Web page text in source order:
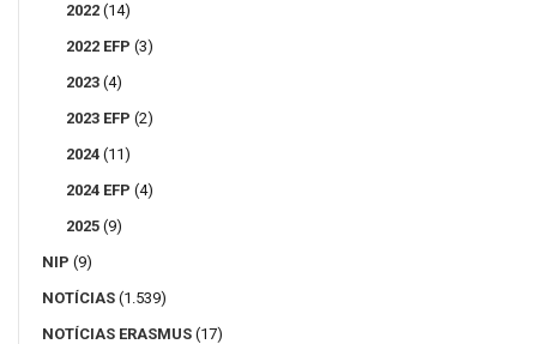
2022 (14)
2022 EFP (3)
2023 (4)
2023 EFP (2)
2024 (11)
2024 EFP (4)
2025 (9)
NIP (9)
NOTÍCIAS (1.539)
NOTÍCIAS ERASMUS (17)